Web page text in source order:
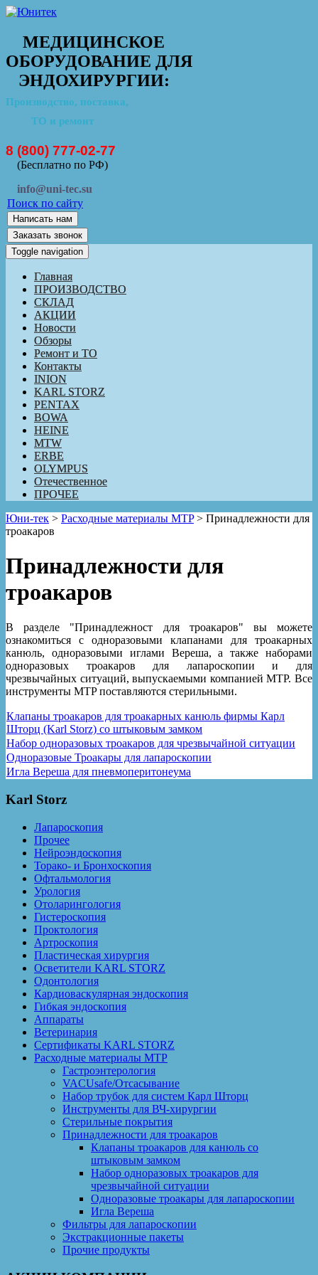
МЕДИЦИНСКОЕ
ОБОРУДОВАНИЕ ДЛЯ
ЭНДОХИРУРГИИ:
Производство, поставка,
ТО и ремонт
8 (800) 777-02-77
(Бесплатно по РФ)
info@uni-tec.su
Поиск по сайту
Написать нам
Заказать звонок
Toggle navigation
Главная
ПРОИЗВОДСТВО
СКЛАД
АКЦИИ
Новости
Обзоры
Ремонт и ТО
Контакты
INION
KARL STORZ
PENTAX
BOWA
HEINE
MTW
ERBE
OLYMPUS
Отечественное
ПРОЧЕЕ
Юни-тек > Расходные материалы MTP> Принадлежности для
троакаров
Принадлежности для
троакаров
В разделе "Принадлежност для троакаров" вы можете
ознакомиться с одноразовыми клапанами для троакарных
канюль, одноразовыми иглами Вереша, а также наборами
одноразовых троакаров для лапароскопии и для
чрезвычайных ситуаций, выпускаемыми компанией MTP. Все
инструменты MTP поставляются стерильными.
Клапаны троакаров для троакарных канюль фирмы Карл
Шторц (Karl Storz) со штыковым замком
Набор одноразовых троакаров для чрезвычайной ситуации
Одноразовые Троакары для лапароскопии
Игла Вереша для пневмоперитонеума
Karl Storz
Лапароскопия
Прочее
Нейроэндоскопия
Торако- и Бронхоскопия
Офтальмология
Урология
Отоларингология
Гистероскопия
Проктология
Артроскопия
Пластическая хирургия
Осветители KARL STORZ
Одонтология
Кардиоваскулярная эндоскопия
Гибкая эндоскопия
Аппараты
Ветеринария
Сертификаты KARL STORZ
Расходные материалы MTP
Гастроэнтерология
VACUsafe/Отсасывание
Набор трубок для систем Карл Шторц
Инструменты для ВЧ-хирургии
Стерильные покрытия
Принадлежности для троакаров
Клапаны троакаров для канюль со
штыковым замком
Набор одноразовых троакаров для
чрезвычайной ситуации
Одноразовые троакары для лапароскопии
Игла Вереша
Фильтры для лапароскопии
Экстракционные пакеты
Прочие продукты